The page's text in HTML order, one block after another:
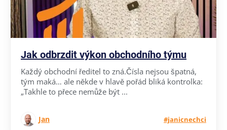
Jak odbrzdit výkon obchodního týmu
Každý obchodní ředitel to zná.Čísla nejsou špatná,
tým maká… ale někde v hlavě pořád bliká kontrolka:
„Takhle to přece nemůže být ...
Jan #janicnechci